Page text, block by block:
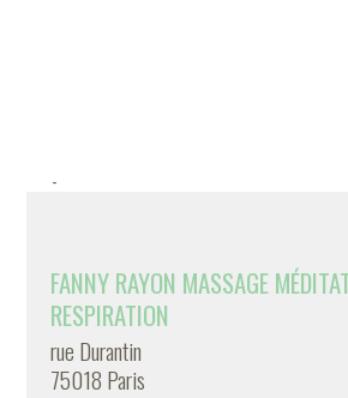
-
FANNY RAYON MASSAGE
RESPIRATION
rue Durantin
75018 Paris